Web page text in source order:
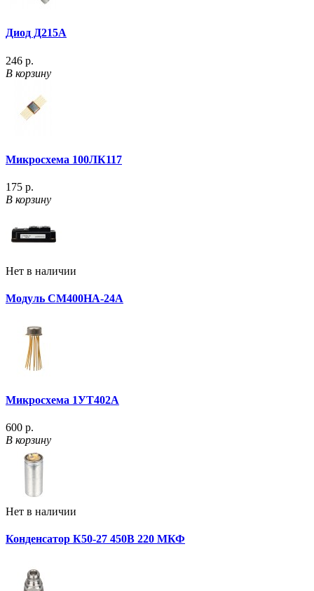
Диод Д215А
246 р.
В корзину
Микросхема 100ЛК117
175 р.
В корзину
Нет в наличии
Модуль CM400HA-24A
Микросхема 1УТ402А
600 р.
В корзину
Нет в наличии
Конденсатор К50-27 450В 220 МКФ